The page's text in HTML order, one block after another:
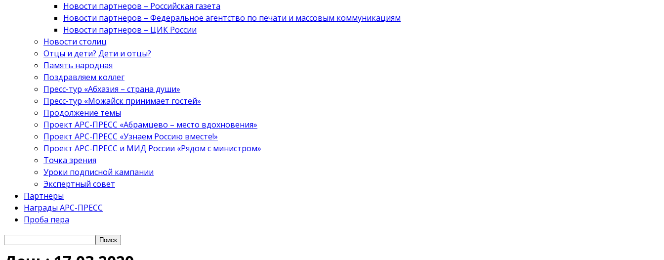
Новости партнеров – Российская газета
Новости партнеров – Федеральное агентство по печати и массовым коммуникациям
Новости партнеров – ЦИК России
Новости столиц
Отцы и дети? Дети и отцы?
Память народная
Поздравляем коллег
Пресс-тур «Абхазия – страна души»
Пресс-тур «Можайск принимает гостей»
Продолжение темы
Проект АРС-ПРЕСС «Абрамцево – место вдохновения»
Проект АРС-ПРЕСС «Узнаем Россию вместе!»
Проект АРС-ПРЕСС и МИД России «Рядом с министром»
Точка зрения
Уроки подписной кампании
Экспертный совет
Партнеры
Награды АРС-ПРЕСС
Проба пера